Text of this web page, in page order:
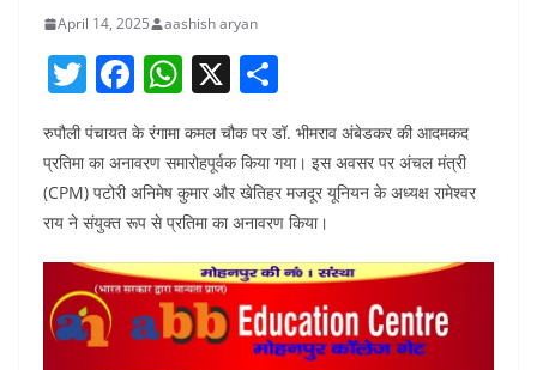
April 14, 2025 aashish aryan
T
w
itt
er
F
a
c
e
b
o
o
k
W
at
s
A
p
p
X
h
ar
e
रुपौली पंचायत के रंगामा कमल चौक पर डॉ. भीमराव अंबेडकर की आदमकद
प्रतिमा का अनावरण समारोहपूर्वक किया गया। इस अवसर पर अंचल मंत्री
(CPM) पटोरी अनिमेष कुमार और खेतिहर मजदूर यूनियन के अध्यक्ष रामेश्वर
राय ने संयुक्त रूप से प्रतिमा का अनावरण किया।